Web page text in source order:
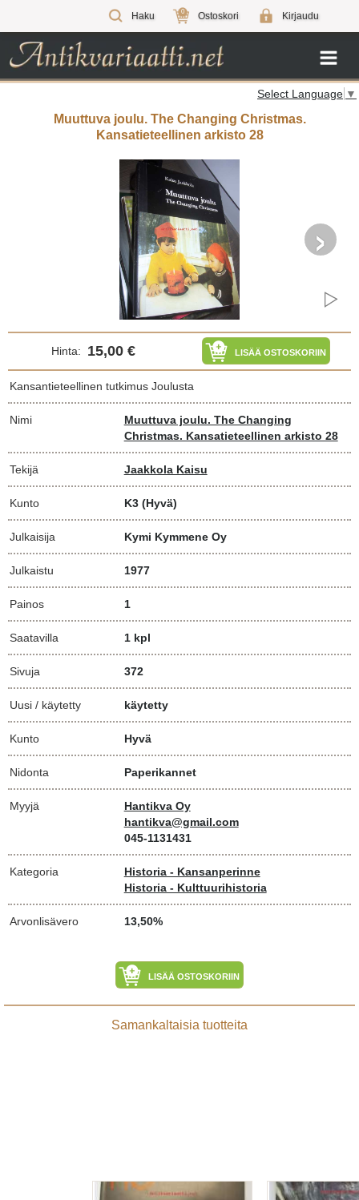
Haku 0 Ostoskori Kirjaudu
Select Language ▼
Muuttuva joulu. The Changing Christmas.
Kansatieteellinen arkisto 28
›
Hinta: 15,00 € LISÄÄ OSTOSKORIIN
Kansantieteellinen tutkimus Joulusta
Nimi
Muuttuva joulu. The Changing
Christmas. Kansatieteellinen arkisto 28
Tekijä Jaakkola Kaisu
Kunto K3 (Hyvä)
Julkaisija Kymi Kymmene Oy
Julkaistu 1977
Painos 1
Saatavilla 1 kpl
Sivuja 372
Uusi / käytetty käytetty
Kunto Hyvä
Nidonta Paperikannet
Myyjä
Hantikva Oy
hantikva@gmail.com
045-1131431
Kategoria
Historia - Kansanperinne
Historia - Kulttuurihistoria
Arvonlisävero 13,50%
LISÄÄ OSTOSKORIIN
Samankaltaisia tuotteita